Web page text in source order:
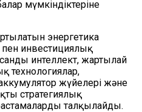
мүмкіндіктеріне
энергетика
пен инвестициялық
интеллект, жартылай
технологиялар,
жүйелері және
стратегиялық
талқылайды.